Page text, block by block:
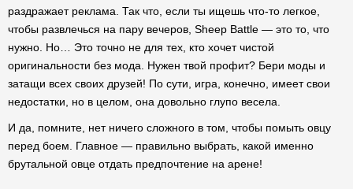
раздражает реклама. Так что, если ты ищешь что-то легкое,
чтобы развлечься на пару вечеров, Sheep Battle — это то, что
нужно. Но… Это точно не для тех, кто хочет чистой
оригинальности без мода. Нужен твой профит? Бери моды и
затащи всех своих друзей! По сути, игра, конечно, имеет свои
недостатки, но в целом, она довольно глупо весела.
И да, помните, нет ничего сложного в том, чтобы помыть овцу
перед боем. Главное — правильно выбрать, какой именно
брутальной овце отдать предпочтение на арене!